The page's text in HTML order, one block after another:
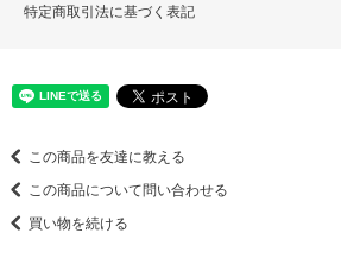
特定商取引法に基づく表記
この商品を友達に教える
この商品について問い合わせる
買い物を続ける